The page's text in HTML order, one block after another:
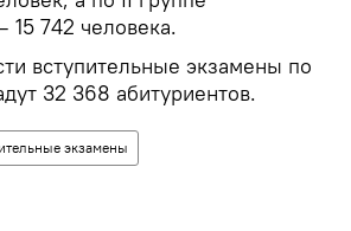
15 742 человека.
вступительные экзамены по
32 368 абитуриентов.
экзамены